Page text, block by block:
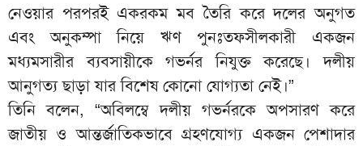
নেওয়ার পরপরই একরকম মব তৈরি করে দলের অনুগত
এবং অনুকম্পা নিয়ে ঋণ পুনঃতফসীলকারী একজন
মধ্যমসারীর ব্যবসায়ীকে গভর্নর নিযুক্ত করেছে। দলীয়
আনুগত্য ছাড়া যার বিশেষ কোনো যোগ্যতা নেই।”
তিনি বলেন, “অবিলম্বে দলীয় গভর্নরকে অপসারণ করে
জাতীয় ও আন্তর্জাতিকভাবে গ্রহণযোগ্য একজন পেশাদার